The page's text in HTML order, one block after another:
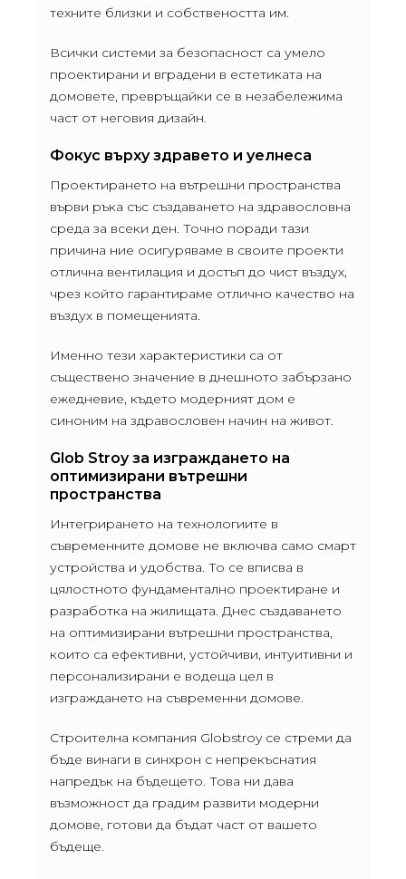
техните близки и собствеността им.
Всички системи за безопасност са умело
проектирани и вградени в естетиката на
домовете, превръщайки се в незабележима
част от неговия дизайн.
Фокус върху здравето и уелнеса
Проектирането на вътрешни пространства
върви ръка със създаването на здравословна
среда за всеки ден. Точно поради тази
причина ние осигуряваме в своите проекти
отлична вентилация и достъп до чист въздух,
чрез който гарантираме отлично качество на
въздух в помещенията.
Именно тези характеристики са от
съществено значение в днешното забързано
ежедневие, където модерният дом е
синоним на здравословен начин на живот.
Glob Stroy за изграждането на
оптимизирани вътрешни
пространства
Интегрирането на технологиите в
съвременните домове не включва само смарт
устройства и удобства. То се вписва в
цялостното фундаментално проектиране и
разработка на жилищата. Днес създаването
на оптимизирани вътрешни пространства,
които са ефективни, устойчиви, интуитивни и
персонализирани е водеща цел в
изграждането на съвременни домове.
Строителна компания Globstroy се стреми да
бъде винаги в синхрон с непрекъснатия
напредък на бъдещето. Това ни дава
възможност да градим развити модерни
домове, готови да бъдат част от вашето
бъдеще.